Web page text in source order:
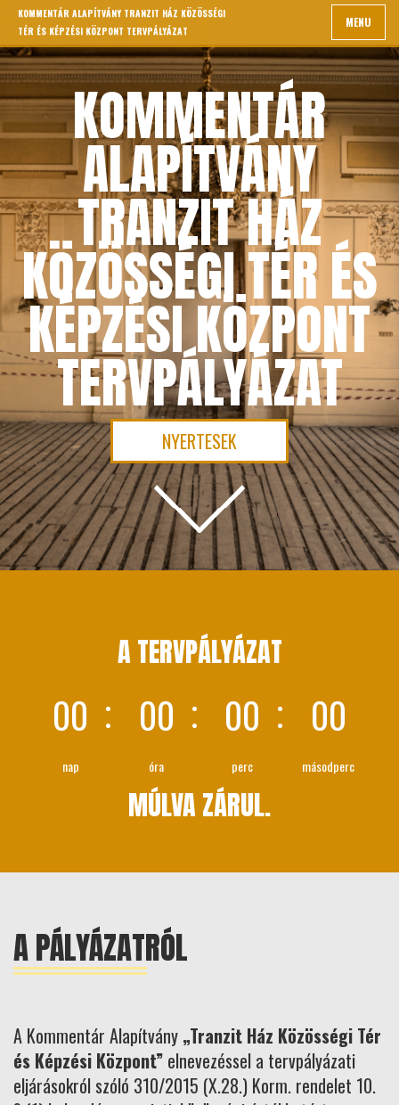
KOMMENTÁR ALAPÍTVÁNY TRANZIT HÁZ KÖZÖSSÉGI
TÉR ÉS KÉPZÉSI KÖZPONT TERVPÁLYÁZAT
MENU
KOMMENTÁR
ALAPÍTVÁNY
TRANZIT HÁZ
KÖZÖSSÉGI TÉR ÉS
KÉPZÉSI KÖZPONT
TERVPÁLYÁZAT
NYERTESEK
A TERVPÁLYÁZAT
00
nap
: 00
óra
: 00
perc
: 00
másodperc
MÚLVA ZÁRUL.
A PÁLYÁZATRÓL
A Kommentár Alapítvány „Tranzit Ház Közösségi Tér
és Képzési Központ” elnevezéssel a tervpályázati
eljárásokról szóló 310/2015 (X.28.) Korm. rendelet 10.